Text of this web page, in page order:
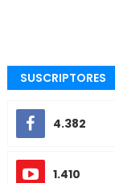
SUSCRIPTORES
4.382
1.410